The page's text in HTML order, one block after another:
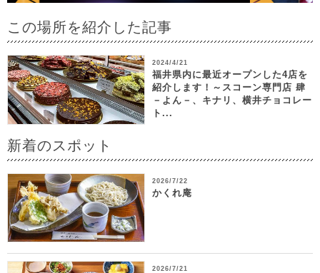
この場所を紹介した記事
2024/4/21
福井県内に最近オープンした4店を
紹介します！～スコーン専門店 肆
－よん－、キナリ、横井チョコレー
ト...
新着のスポット
2026/7/22
かくれ庵
2026/7/21